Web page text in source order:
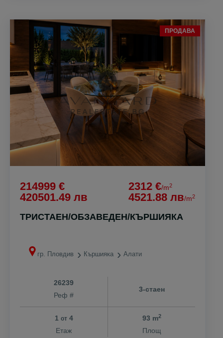
ПРОДАВА
214999 €
420501.49 лв
2312 €/m2
4521.88 лв/m2
ТРИСТАЕН/ОБЗАВЕДЕН/КЪРШИЯКА
гр. Пловдив Кършияка Алати
26239
Реф #
3-стаен
1 от4
Етаж
93 m2
Площ